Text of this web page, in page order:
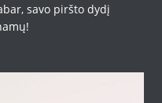
savo piršto dydį